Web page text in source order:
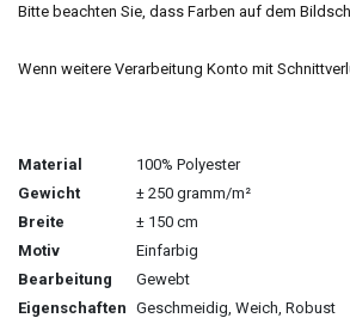
Bitte beachten Sie, dass Farben auf dem
Wenn weitere Verarbeitung Konto mit
Material
100% Polyester
Gewicht
± 250 gramm/m²
Breite
± 150 cm
Motiv
Einfarbig
Bearbeitung
Gewebt
Eigenschaften Geschmeidig, Weich, Robust